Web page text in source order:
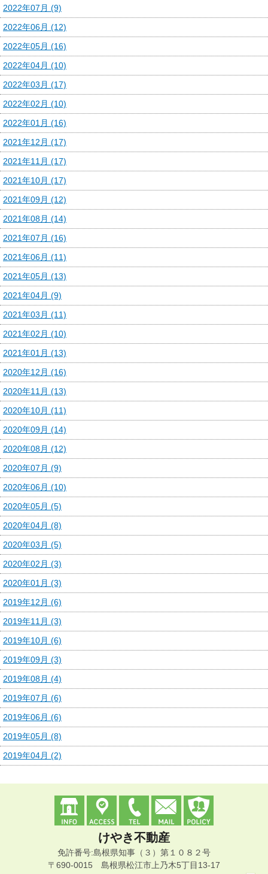
2022年07月 (9)
2022年06月 (12)
2022年05月 (16)
2022年04月 (10)
2022年03月 (17)
2022年02月 (10)
2022年01月 (16)
2021年12月 (17)
2021年11月 (17)
2021年10月 (17)
2021年09月 (12)
2021年08月 (14)
2021年07月 (16)
2021年06月 (11)
2021年05月 (13)
2021年04月 (9)
2021年03月 (11)
2021年02月 (10)
2021年01月 (13)
2020年12月 (16)
2020年11月 (13)
2020年10月 (11)
2020年09月 (14)
2020年08月 (12)
2020年07月 (9)
2020年06月 (10)
2020年05月 (5)
2020年04月 (8)
2020年03月 (5)
2020年02月 (3)
2020年01月 (3)
2019年12月 (6)
2019年11月 (3)
2019年10月 (6)
2019年09月 (3)
2019年08月 (4)
2019年07月 (6)
2019年06月 (6)
2019年05月 (8)
2019年04月 (2)
けやき不動産
免許番号:島根県知事（３）第１０８２号
〒690-0015 島根県松江市上乃木5丁目13-17